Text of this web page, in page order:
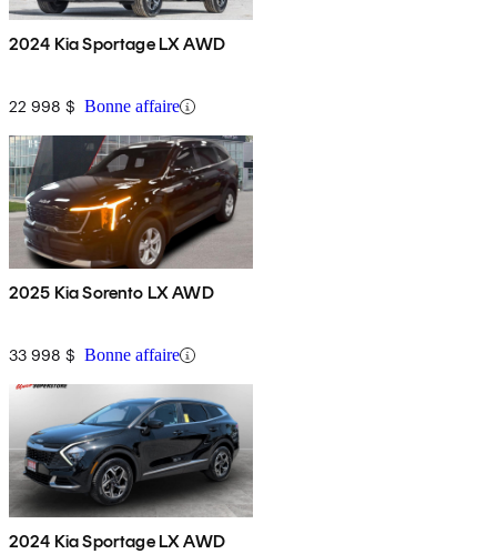
2024 Kia Sportage LX AWD
22 998 $ Bonne affaire
2025 Kia Sorento LX AWD
33 998 $ Bonne affaire
2024 Kia Sportage LX AWD